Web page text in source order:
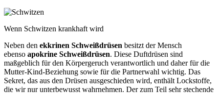
Wenn Schwitzen krankhaft wird
Neben den ekkrinen Schweißdrüsen besitzt der Mensch
ebenso apokrine Schweißdrüsen. Diese Duftdrüsen sind
maßgeblich für den Körpergeruch verantwortlich und daher für die
Mutter-Kind-Beziehung sowie für die Partnerwahl wichtig. Das
Sekret, das aus den Drüsen ausgeschieden wird, enthält Lockstoffe,
die wir nur unterbewusst wahrnehmen. Der zum Teil sehr stechende